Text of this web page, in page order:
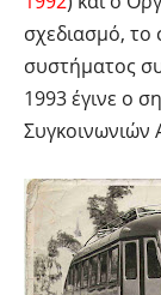
σχεδιασμό, το
συστήματος
1993 έγινε ο
Συγκοινωνιών